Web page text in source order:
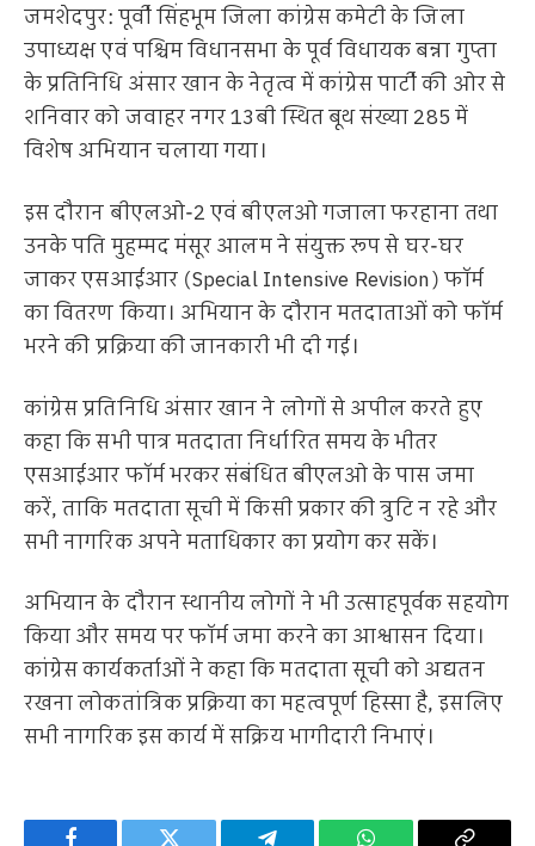
जमशेदपुर: पूर्वी सिंहभूम जिला कांग्रेस कमेटी के जिला
उपाध्यक्ष एवं पश्चिम विधानसभा के पूर्व विधायक बन्ना गुप्ता
के प्रतिनिधि अंसार खान के नेतृत्व में कांग्रेस पार्टी की ओर से
शनिवार को जवाहर नगर 13बी स्थित बूथ संख्या 285 में
विशेष अभियान चलाया गया।
इस दौरान बीएलओ-2 एवं बीएलओ गजाला फरहाना तथा
उनके पति मुहम्मद मंसूर आलम ने संयुक्त रूप से घर-घर
जाकर एसआईआर (Special Intensive Revision) फॉर्म
का वितरण किया। अभियान के दौरान मतदाताओं को फॉर्म
भरने की प्रक्रिया की जानकारी भी दी गई।
कांग्रेस प्रतिनिधि अंसार खान ने लोगों से अपील करते हुए
कहा कि सभी पात्र मतदाता निर्धारित समय के भीतर
एसआईआर फॉर्म भरकर संबंधित बीएलओ के पास जमा
करें, ताकि मतदाता सूची में किसी प्रकार की त्रुटि न रहे और
सभी नागरिक अपने मताधिकार का प्रयोग कर सकें।
अभियान के दौरान स्थानीय लोगों ने भी उत्साहपूर्वक सहयोग
किया और समय पर फॉर्म जमा करने का आश्वासन दिया।
कांग्रेस कार्यकर्ताओं ने कहा कि मतदाता सूची को अद्यतन
रखना लोकतांत्रिक प्रक्रिया का महत्वपूर्ण हिस्सा है, इसलिए
सभी नागरिक इस कार्य में सक्रिय भागीदारी निभाएं।